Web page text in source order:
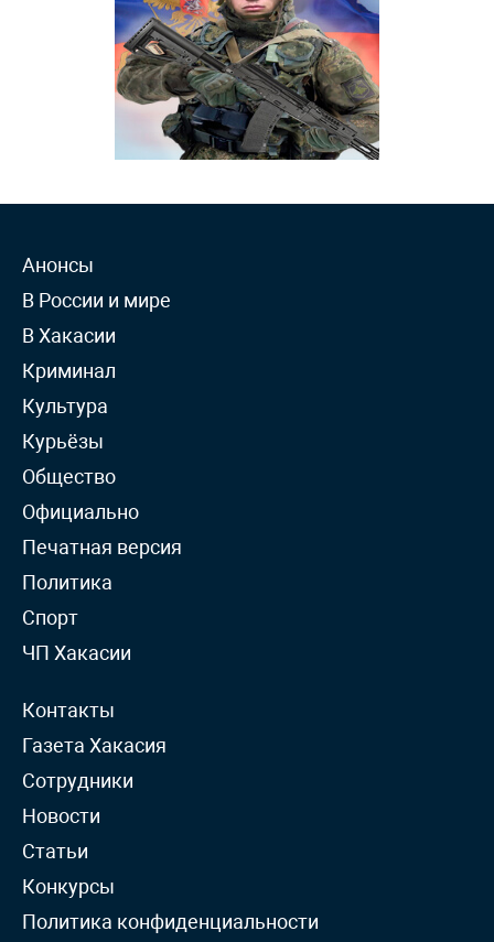
Анонсы
В России и мире
В Хакасии
Криминал
Культура
Курьёзы
Общество
Официально
Печатная версия
Политика
Спорт
ЧП Хакасии
Контакты
Газета Хакасия
Сотрудники
Новости
Статьи
Конкурсы
Политика конфиденциальности